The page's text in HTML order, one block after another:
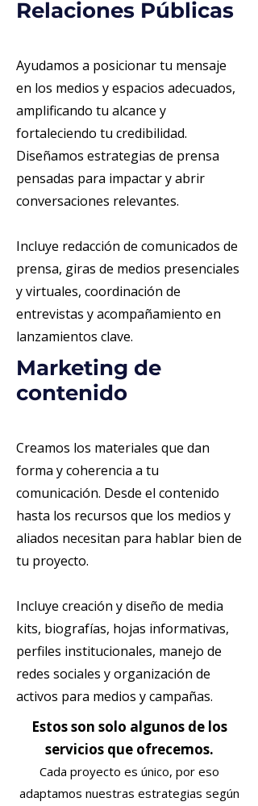
Relaciones Públicas
Ayudamos a posicionar tu mensaje
en los medios y espacios adecuados,
amplificando tu alcance y
fortaleciendo tu credibilidad.
Diseñamos estrategias de prensa
pensadas para impactar y abrir
conversaciones relevantes.
Incluye redacción de comunicados de
prensa, giras de medios presenciales
y virtuales, coordinación de
entrevistas y acompañamiento en
lanzamientos clave.
Marketing de
contenido
Creamos los materiales que dan
forma y coherencia a tu
comunicación. Desde el contenido
hasta los recursos que los medios y
aliados necesitan para hablar bien de
tu proyecto.
Incluye creación y diseño de media
kits, biografías, hojas informativas,
perfiles institucionales, manejo de
redes sociales y organización de
activos para medios y campañas.
Estos son solo algunos de los
servicios que ofrecemos.
Cada proyecto es único, por eso
adaptamos nuestras estrategias según